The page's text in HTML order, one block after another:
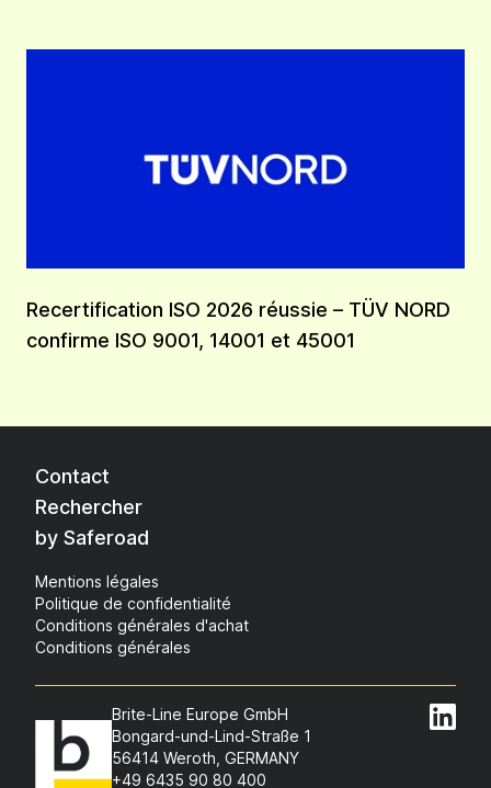
Recertification ISO 2026 réussie – TÜV NORD
confirme ISO 9001, 14001 et 45001
Contact
Rechercher
by Saferoad
Mentions légales
Politique de confidentialité
Conditions générales d'achat
Conditions générales
Brite-Line Europe GmbH
Bongard-und-Lind-Straße 1
56414 Weroth, GERMANY
+49 6435 90 80 400